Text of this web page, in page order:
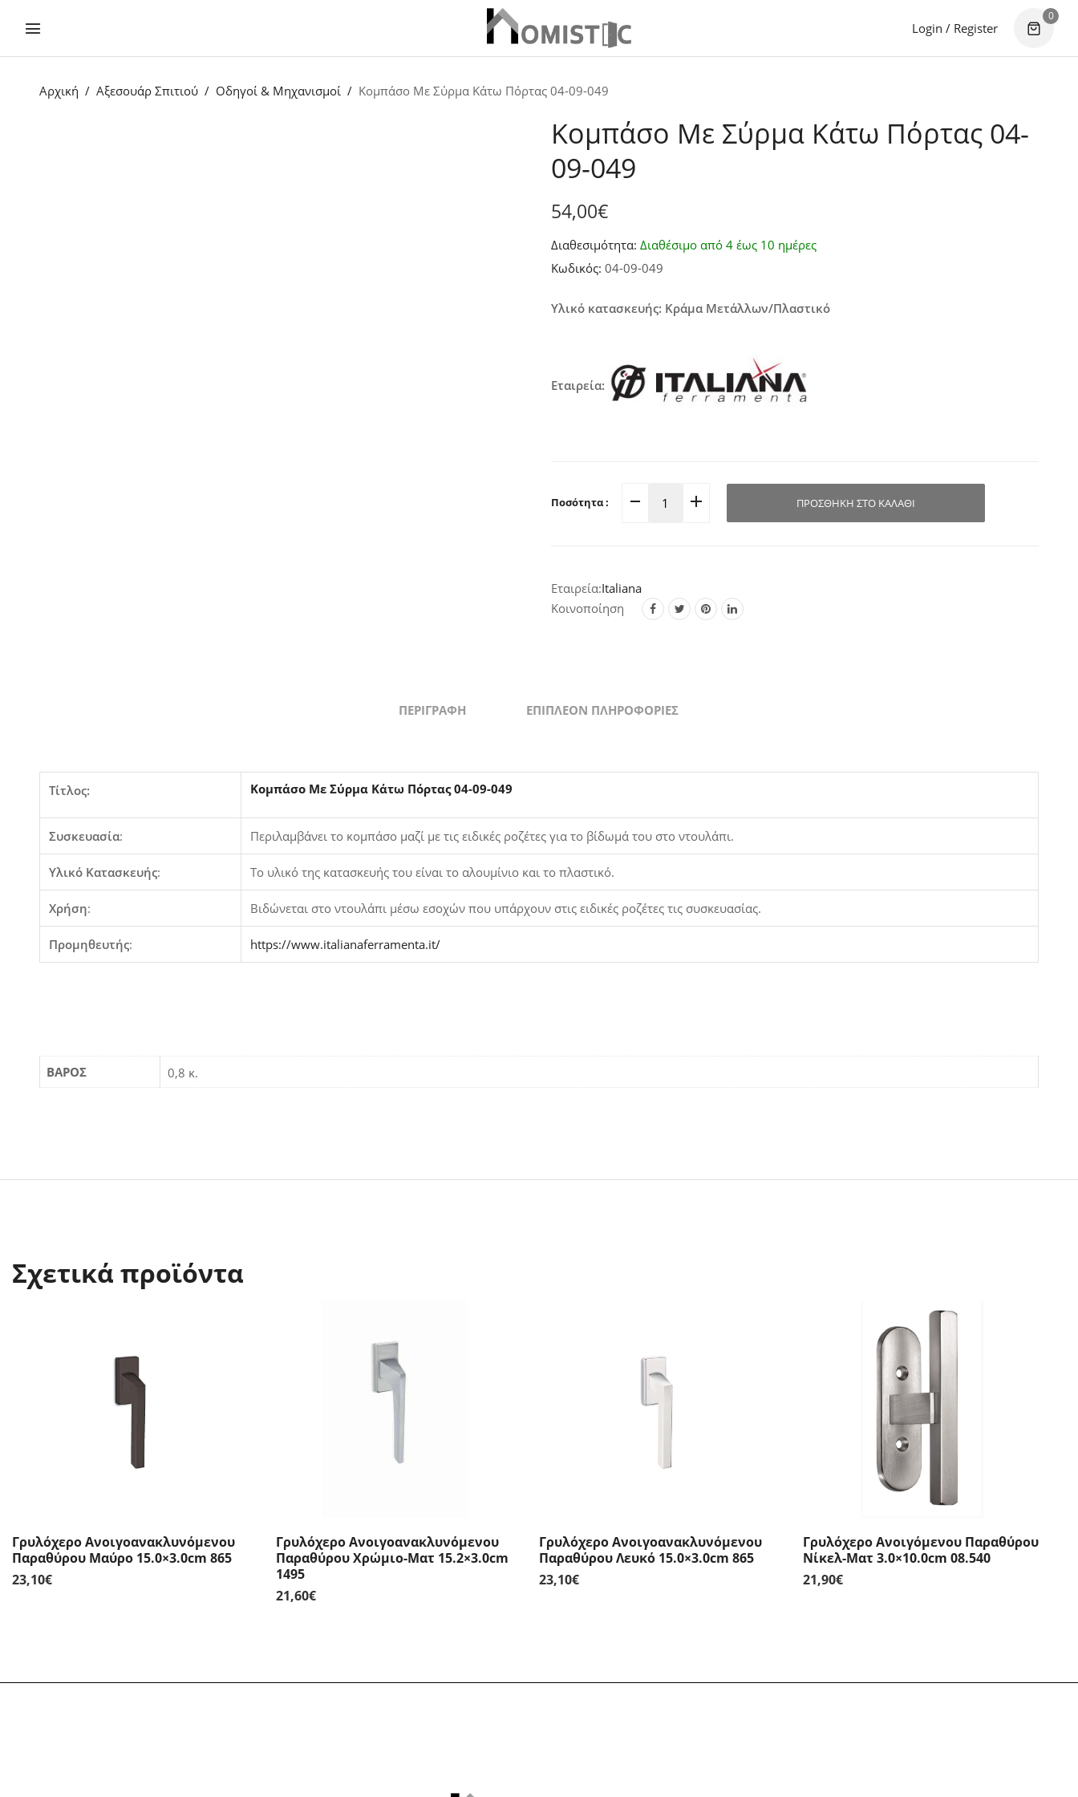
Login / Register
0
Αρχική Αξεσουάρ Σπιτιού Οδηγοί & Μηχανισμοί Κομπάσο Με Σύρμα Κάτω Πόρτας 04-09-049
Κομπάσο Με Σύρμα Κάτω Πόρτας 04-
09-049
54,00€
Διαθεσιμότητα: Διαθέσιμο από 4 έως 10 ημέρες
Κωδικός: 04-09-049
Υλικό κατασκευής: Κράμα Μετάλλων/Πλαστικό
Εταιρεία:
Ποσότητα :
Κομπάσο
04-
ΠΡΟΣΘΉΚΗ ΣΤΟ ΚΑΛΆΘΙ
Italiana
Κοινοποίηση
ΠΕΡΙΓΡΑΦΉ ΕΠΙΠΛΈΟΝ ΠΛΗΡΟΦΟΡΊΕΣ
Τίτλος: Κομπάσο Με Σύρμα Κάτω Πόρτας 04-09-049
Συσκευασία: Περιλαμβάνει το κομπάσο μαζί με τις ειδικές ροζέτες για το βίδωμά του στο ντουλάπι.
Υλικό Κατασκευής: Το υλικό της κατασκευής του είναι το αλουμίνιο και το πλαστικό.
Χρήση: Βιδώνεται στο ντουλάπι μέσω εσοχών που υπάρχουν στις ειδικές ροζέτες τις συσκευασίας.
Προμηθευτής: https://www.italianaferramenta.it/
ΒΆΡΟΣ 0,8 κ.
Σχετικά προϊόντα
Γρυλόχερο Ανοιγοανακλυνόμενου
Παραθύρου Μαύρο 15.0×3.0cm 865
23,10€
Γρυλόχερο Ανοιγοανακλυνόμενου
Παραθύρου Χρώμιο-Ματ 15.2×3.0cm
1495
21,60€
Γρυλόχερο Ανοιγοανακλυνόμενου
Παραθύρου Λευκό 15.0×3.0cm 865
23,10€
Γρυλόχερο Ανοιγόμενου Παραθύρου
Νίκελ-Ματ 3.0×10.0cm 08.540
21,90€